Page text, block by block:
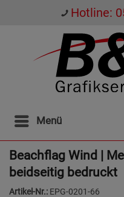
Hotline:
Menü
Beachflag Wind |
beidseitig bedruckt
Artikel-Nr.: EPG-0201-66